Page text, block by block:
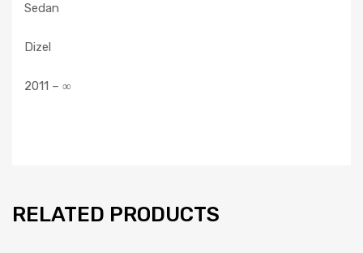
Sedan
Dizel
2011 – ∞
RELATED PRODUCTS